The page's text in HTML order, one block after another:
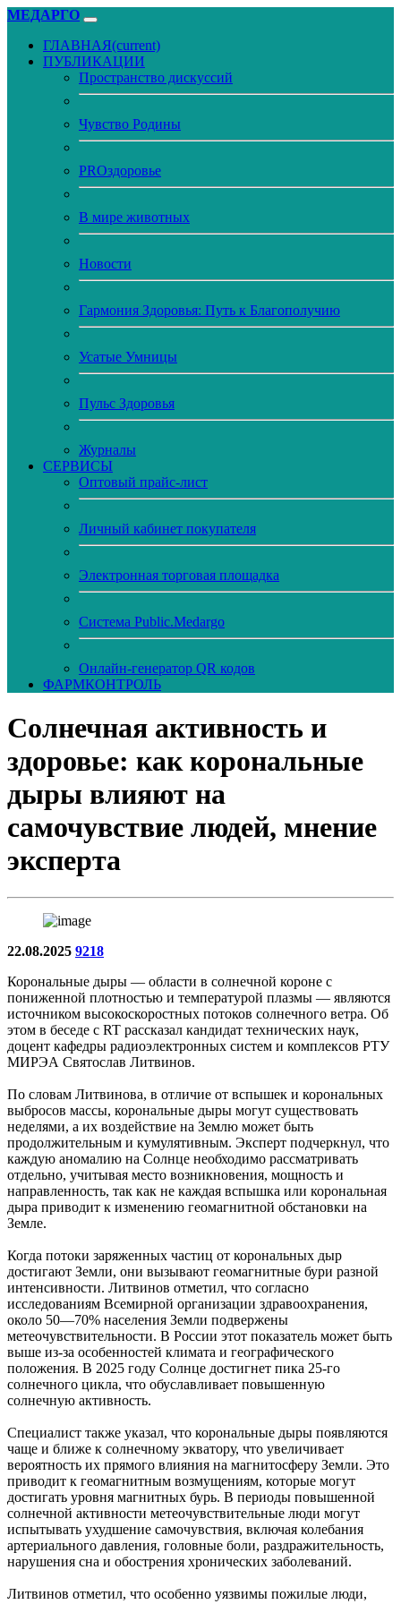
МЕДАРГО
ГЛАВНАЯ(current)
ПУБЛИКАЦИИ
Пространство дискуссий
Чувство Родины
PROздоровье
В мире животных
Новости
Гармония Здоровья: Путь к Благополучию
Усатые Умницы
Пульс Здоровья
Журналы
CЕРВИСЫ
Оптовый прайс-лист
Личный кабинет покупателя
Электронная торговая площадка
Система Public.Medargo
Онлайн-генератор QR кодов
ФАРМКОНТРОЛЬ
Солнечная активность и
здоровье: как корональные
дыры влияют на
самочувствие людей, мнение
эксперта
22.08.2025 9218
Корональные дыры — области в солнечной короне с
пониженной плотностью и температурой плазмы — являются
источником высокоскоростных потоков солнечного ветра. Об
этом в беседе с RT рассказал кандидат технических наук,
доцент кафедры радиоэлектронных систем и комплексов РТУ
МИРЭА Святослав Литвинов.
По словам Литвинова, в отличие от вспышек и корональных
выбросов массы, корональные дыры могут существовать
неделями, а их воздействие на Землю может быть
продолжительным и кумулятивным. Эксперт подчеркнул, что
каждую аномалию на Солнце необходимо рассматривать
отдельно, учитывая место возникновения, мощность и
направленность, так как не каждая вспышка или корональная
дыра приводит к изменению геомагнитной обстановки на
Земле.
Когда потоки заряженных частиц от корональных дыр
достигают Земли, они вызывают геомагнитные бури разной
интенсивности. Литвинов отметил, что согласно
исследованиям Всемирной организации здравоохранения,
около 50—70% населения Земли подвержены
метеочувствительности. В России этот показатель может быть
выше из-за особенностей климата и географического
положения. В 2025 году Солнце достигнет пика 25-го
солнечного цикла, что обуславливает повышенную
солнечную активность.
Специалист также указал, что корональные дыры появляются
чаще и ближе к солнечному экватору, что увеличивает
вероятность их прямого влияния на магнитосферу Земли. Это
приводит к геомагнитным возмущениям, которые могут
достигать уровня магнитных бурь. В периоды повышенной
солнечной активности метеочувствительные люди могут
испытывать ухудшение самочувствия, включая колебания
артериального давления, головные боли, раздражительность,
нарушения сна и обострения хронических заболеваний.
Литвинов отметил, что особенно уязвимы пожилые люди,